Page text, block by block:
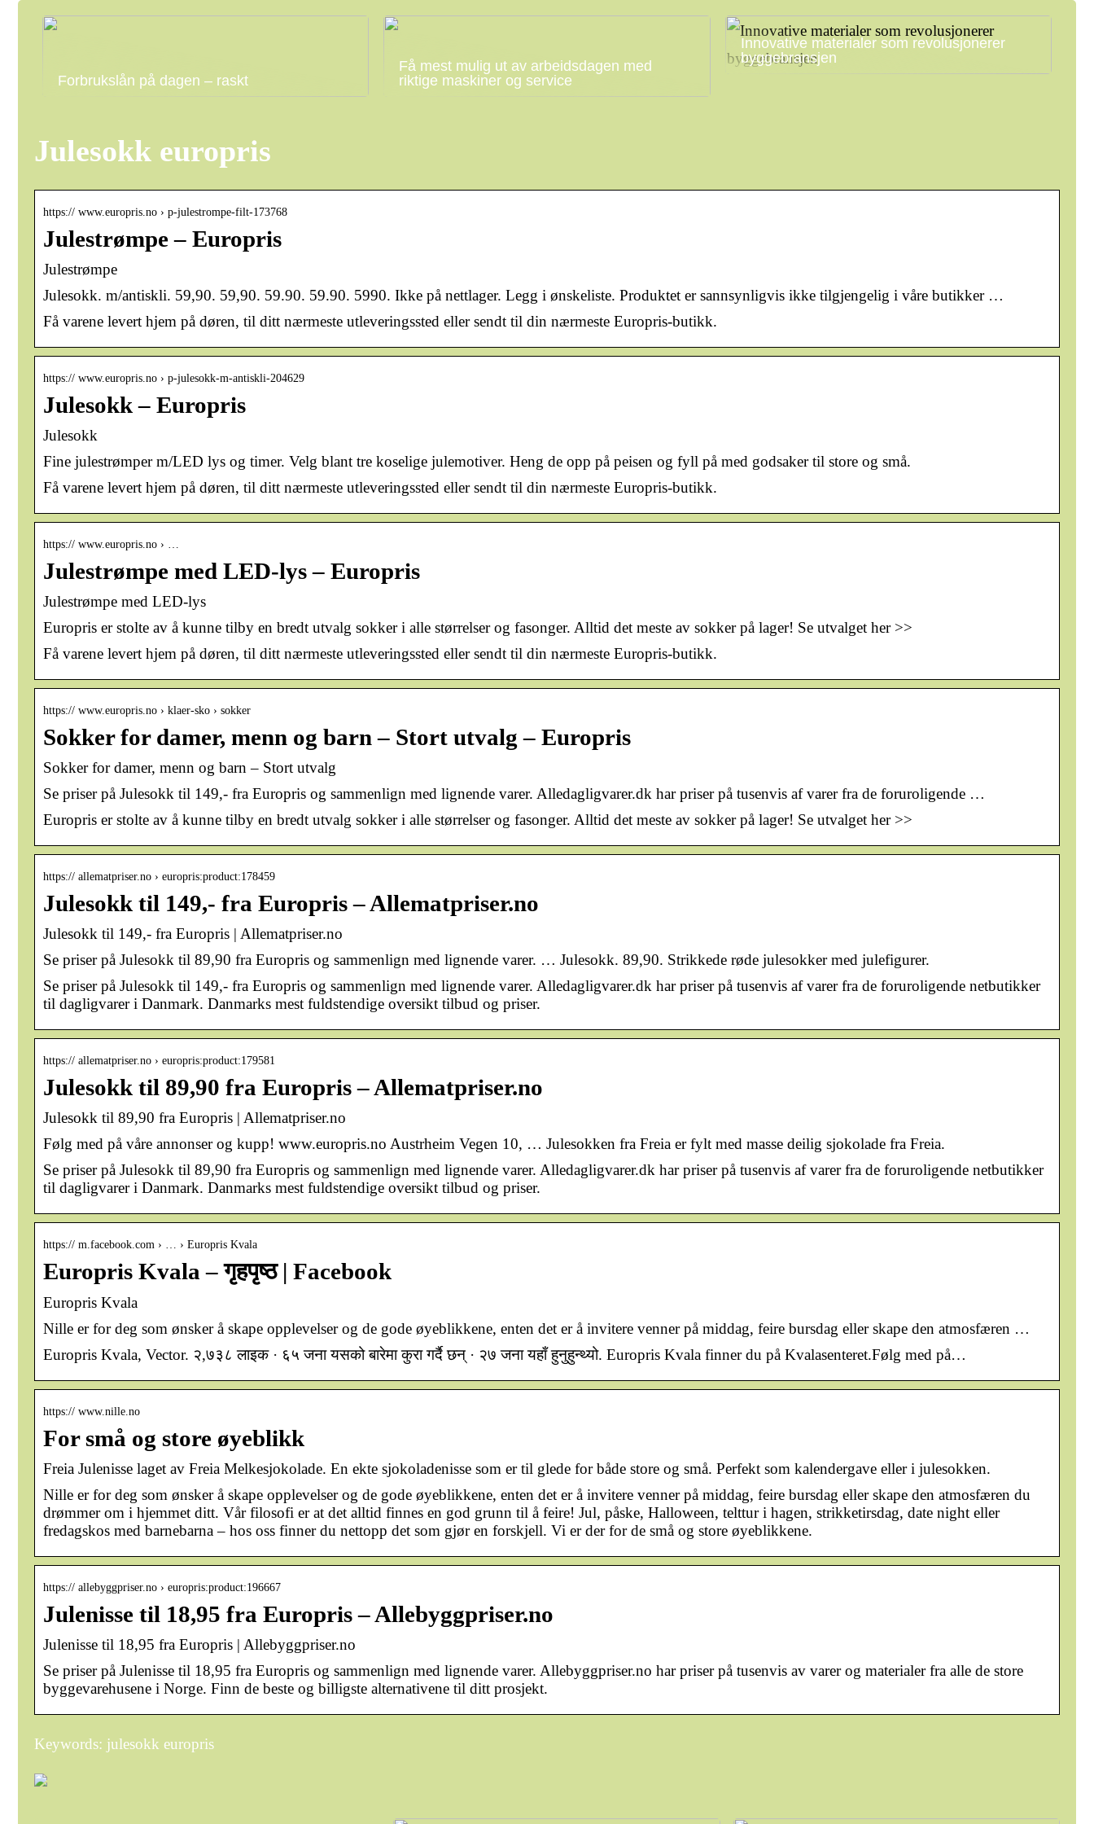
Forbrukslån på dagen – raskt
Få mest mulig ut av arbeidsdagen med
riktige maskiner og service
Innovative materialer som revolusjonerer
byggebransjen
Julesokk europris
https:// www.europris.no › p-julestrompe-filt-173768
Julestrømpe – Europris
Julestrømpe
Julesokk. m/antiskli. 59,90. 59,90. 59.90. 59.90. 5990. Ikke på nettlager. Legg i ønskeliste. Produktet er sannsynligvis ikke tilgjengelig i våre butikker …
Få varene levert hjem på døren, til ditt nærmeste utleveringssted eller sendt til din nærmeste Europris-butikk.
https:// www.europris.no › p-julesokk-m-antiskli-204629
Julesokk – Europris
Julesokk
Fine julestrømper m/LED lys og timer. Velg blant tre koselige julemotiver. Heng de opp på peisen og fyll på med godsaker til store og små.
Få varene levert hjem på døren, til ditt nærmeste utleveringssted eller sendt til din nærmeste Europris-butikk.
https:// www.europris.no › …
Julestrømpe med LED-lys – Europris
Julestrømpe med LED-lys
Europris er stolte av å kunne tilby en bredt utvalg sokker i alle størrelser og fasonger. Alltid det meste av sokker på lager! Se utvalget her >>
Få varene levert hjem på døren, til ditt nærmeste utleveringssted eller sendt til din nærmeste Europris-butikk.
https:// www.europris.no › klaer-sko › sokker
Sokker for damer, menn og barn – Stort utvalg – Europris
Sokker for damer, menn og barn – Stort utvalg
Se priser på Julesokk til 149,- fra Europris og sammenlign med lignende varer. Alledagligvarer.dk har priser på tusenvis af varer fra de foruroligende …
Europris er stolte av å kunne tilby en bredt utvalg sokker i alle størrelser og fasonger. Alltid det meste av sokker på lager! Se utvalget her >>
https:// allematpriser.no › europris:product:178459
Julesokk til 149,- fra Europris – Allematpriser.no
Julesokk til 149,- fra Europris | Allematpriser.no
Se priser på Julesokk til 89,90 fra Europris og sammenlign med lignende varer. … Julesokk. 89,90. Strikkede røde julesokker med julefigurer.
Se priser på Julesokk til 149,- fra Europris og sammenlign med lignende varer. Alledagligvarer.dk har priser på tusenvis af varer fra de foruroligende netbutikker
til dagligvarer i Danmark. Danmarks mest fuldstendige oversikt tilbud og priser.
https:// allematpriser.no › europris:product:179581
Julesokk til 89,90 fra Europris – Allematpriser.no
Julesokk til 89,90 fra Europris | Allematpriser.no
Følg med på våre annonser og kupp! www.europris.no Austrheim Vegen 10, … Julesokken fra Freia er fylt med masse deilig sjokolade fra Freia.
Se priser på Julesokk til 89,90 fra Europris og sammenlign med lignende varer. Alledagligvarer.dk har priser på tusenvis af varer fra de foruroligende netbutikker
til dagligvarer i Danmark. Danmarks mest fuldstendige oversikt tilbud og priser.
https:// m.facebook.com › … › Europris Kvala
Europris Kvala – गृहपृष्‍ठ | Facebook
Europris Kvala
Nille er for deg som ønsker å skape opplevelser og de gode øyeblikkene, enten det er å invitere venner på middag, feire bursdag eller skape den atmosfæren …
Europris Kvala, Vector. २,७३८ लाइक · ६५ जना यसको बारेमा कुरा गर्दै छन् · २७ जना यहाँ हुनुहुन्थ्यो. Europris Kvala finner du på Kvalasenteret.Følg med på…
https:// www.nille.no
For små og store øyeblikk
Freia Julenisse laget av Freia Melkesjokolade. En ekte sjokoladenisse som er til glede for både store og små. Perfekt som kalendergave eller i julesokken.
Nille er for deg som ønsker å skape opplevelser og de gode øyeblikkene, enten det er å invitere venner på middag, feire bursdag eller skape den atmosfæren du
drømmer om i hjemmet ditt. Vår filosofi er at det alltid finnes en god grunn til å feire! Jul, påske, Halloween, telttur i hagen, strikketirsdag, date night eller
fredagskos med barnebarna – hos oss finner du nettopp det som gjør en forskjell. Vi er der for de små og store øyeblikkene.
https:// allebyggpriser.no › europris:product:196667
Julenisse til 18,95 fra Europris – Allebyggpriser.no
Julenisse til 18,95 fra Europris | Allebyggpriser.no
Se priser på Julenisse til 18,95 fra Europris og sammenlign med lignende varer. Allebyggpriser.no har priser på tusenvis av varer og materialer fra alle de store
byggevarehusene i Norge. Finn de beste og billigste alternativene til ditt prosjekt.
Keywords: julesokk europris